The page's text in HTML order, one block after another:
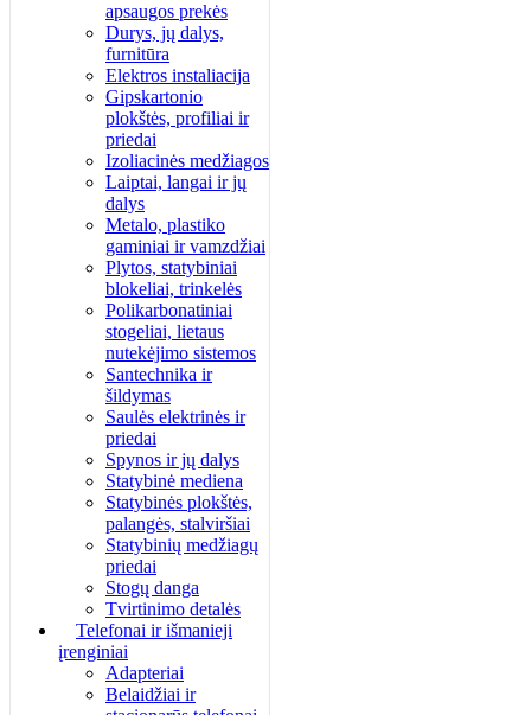
apsaugos prekės
Durys, jų dalys,
furnitūra
Elektros instaliacija
Gipskartonio
plokštės, profiliai ir
priedai
Izoliacinės medžiagos
Laiptai, langai ir jų
dalys
Metalo, plastiko
gaminiai ir vamzdžiai
Plytos, statybiniai
blokeliai, trinkelės
Polikarbonatiniai
stogeliai, lietaus
nutekėjimo sistemos
Santechnika ir
šildymas
Saulės elektrinės ir
priedai
Spynos ir jų dalys
Statybinė mediena
Statybinės plokštės,
palangės, stalviršiai
Statybinių medžiagų
priedai
Stogų danga
Tvirtinimo detalės
Telefonai ir išmanieji
įrenginiai
Adapteriai
Belaidžiai ir